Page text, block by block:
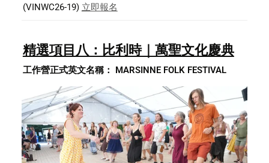
(VINWC26-19) 立即報名
精選項目八：比利時｜萬聖文化慶典
工作營正式英文名稱： MARSINNE FOLK FESTIVAL